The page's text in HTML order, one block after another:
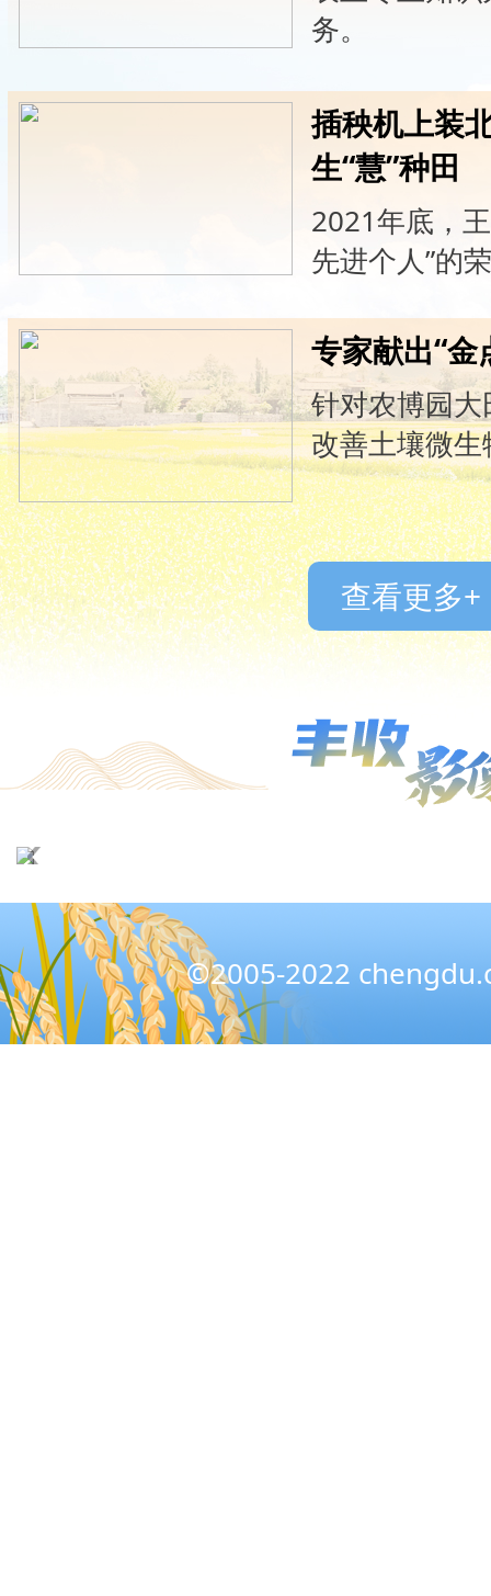
务。
插秧机上装
生“慧”种田
2021年底，
先进个人”的
专家献出“金
针对农博园
改善土壤微
查看更多+
©2005-2022